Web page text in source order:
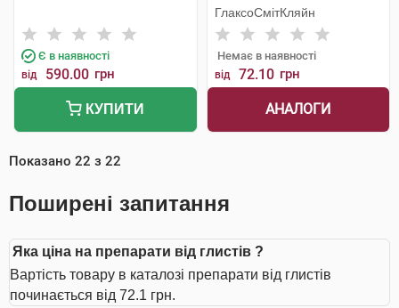
Є в наявності
від 590.00 грн
КУПИТИ
ГлаксоСмітКляйн
Немає в наявності
від 72.10 грн
АНАЛОГИ
Показано 22 з 22
Поширені запитання
Яка ціна на препарати від глистів ?
Вартість товару в каталозі препарати від глистів
починається від 72.1 грн.